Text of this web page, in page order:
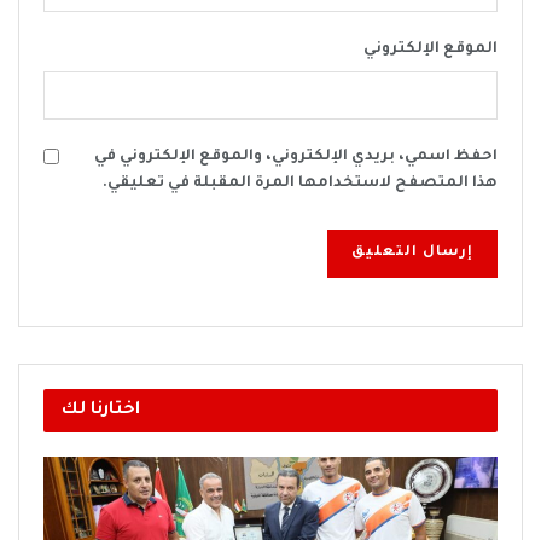
الموقع الإلكتروني
احفظ اسمي، بريدي الإلكتروني، والموقع الإلكتروني في
هذا المتصفح لاستخدامها المرة المقبلة في تعليقي.
اختارنا لك